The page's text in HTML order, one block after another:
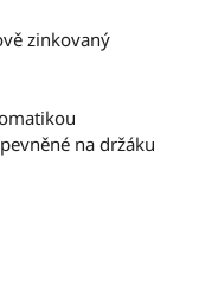
zinkovaný
na držáku